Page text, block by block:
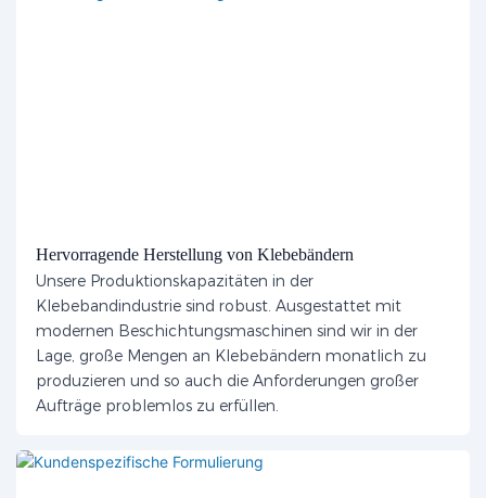
Hervorragende Herstellung von Klebebändern
Unsere Produktionskapazitäten in der
Klebebandindustrie sind robust. Ausgestattet mit
modernen Beschichtungsmaschinen sind wir in der
Lage, große Mengen an Klebebändern monatlich zu
produzieren und so auch die Anforderungen großer
Aufträge problemlos zu erfüllen.